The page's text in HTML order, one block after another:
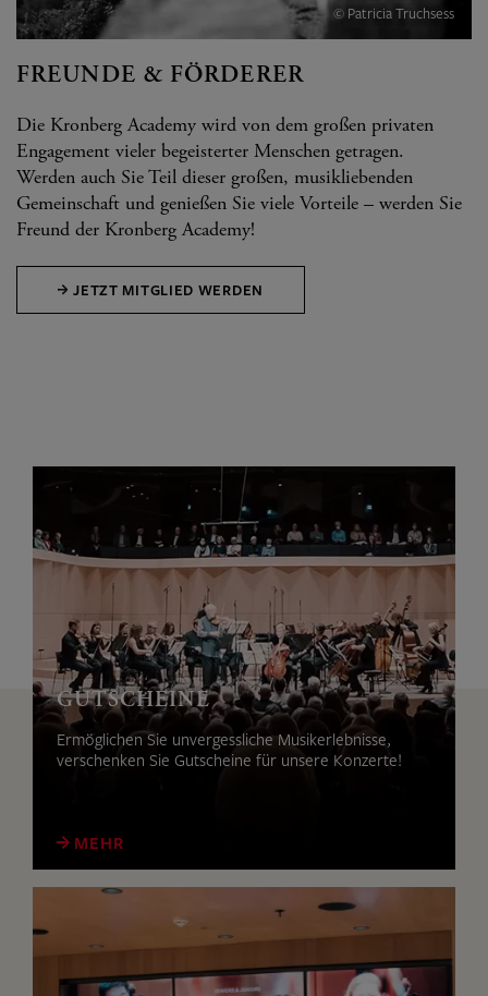
© Patricia Truchsess
FREUNDE & FÖRDERER
Die Kronberg Academy wird von dem großen privaten
Engagement vieler begeisterter Menschen getragen.
Werden auch Sie Teil dieser großen, musikliebenden
Gemeinschaft und genießen Sie viele Vorteile – werden Sie
Freund der Kronberg Academy!
JETZT MITGLIED WERDEN
GUTSCHEINE
Ermöglichen Sie unvergessliche Musikerlebnisse,
verschenken Sie Gutscheine für unsere Konzerte!
MEHR